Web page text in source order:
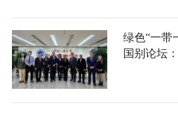
绿色“一带
国别论坛